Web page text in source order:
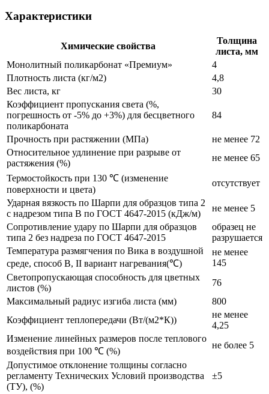
Характеристики
Химические свойства
Толщина
листа, мм
Монолитный поликарбонат «Премиум»
4
Плотность листа (кг/м2)
4,8
Вес листа, кг
30
Коэффициент пропускания света (%,
погрешность от -5% до +3%) для бесцветного
поликарбоната
84
Прочность при растяжении (МПа)
не менее 72
Относительное удлинение при разрыве от
растяжения (%)
не менее 65
Термостойкость при 130 ℃ (изменение
поверхности и цвета)
отсутствует
Ударная вязкость по Шарпи для образцов типа 2
с надрезом типа В по ГОСТ 4647-2015 (кДж/м)
не менее 5
Сопротивление удару по Шарпи для образцов
типа 2 без надреза по ГОСТ 4647-2015
образец не
разрушается
Температура размягчения по Вика в воздушной
среде, способ В, II вариант нагревания(℃)
не менее
145
Светопропускающая способность для цветных
листов (%)
76
Максимальный радиус изгиба листа (мм)
800
Коэффициент теплопередачи (Вт/(м2*К))
не менее
4,25
Изменение линейных размеров после теплового
воздействия при 100 ℃ (%)
не более 5
Допустимое отклонение толщины согласно
регламенту Технических Условий производства
(ТУ), (%)
±5